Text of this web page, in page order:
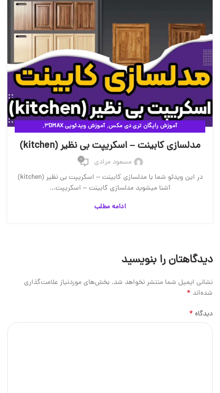
آموزش رایگان تری دی مکس, آموزش ویدئویی 3DMAX ,
مدلسازی کابینت – اسکریپت بی نظیر (kitchen)
مسعود مرادی 0
در این ویدئو شما با مدلسازی کابینت – اسکریپت بی نظیر (kitchen)
آشنا میشوید مدلسازی کابینت – اسکریپت...
ادامه مطلب
دیدگاهتان را بنویسید
نشانی ایمیل شما منتشر نخواهد شد. بخش‌های موردنیاز علامت‌گذاری
شده‌اند *
دیدگاه *